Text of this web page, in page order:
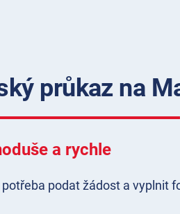
průkaz na
a rychle
podat žádost a vyplnit